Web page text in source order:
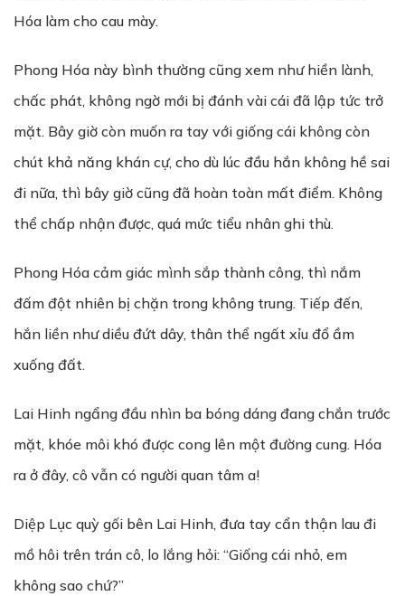
Hóa làm cho cau mày.
Phong Hóa này bình thường cũng xem như hiền lành,
chấc phát, không ngờ mới bị đánh vài cái đã lập tức trở
mặt. Bây giờ còn muốn ra tay với giống cái không còn
chút khả năng khán cự, cho dù lúc đầu hắn không hề sai
đi nữa, thì bây giờ cũng đã hoàn toàn mất điểm. Không
thể chấp nhận được, quá mức tiểu nhân ghi thù.
Phong Hóa cảm giác mình sắp thành công, thì nắm
đấm đột nhiên bị chặn trong không trung. Tiếp đến,
hắn liền như diều đứt dây, thân thể ngất xỉu đổ ầm
xuống đất.
Lai Hinh ngẩng đầu nhìn ba bóng dáng đang chắn trước
mặt, khóe môi khó được cong lên một đường cung. Hóa
ra ở đây, cô vẫn có người quan tâm a!
Diệp Lục quỳ gối bên Lai Hinh, đưa tay cẩn thận lau đi
mồ hôi trên trán cô, lo lắng hỏi: “Giống cái nhỏ, em
không sao chứ?”